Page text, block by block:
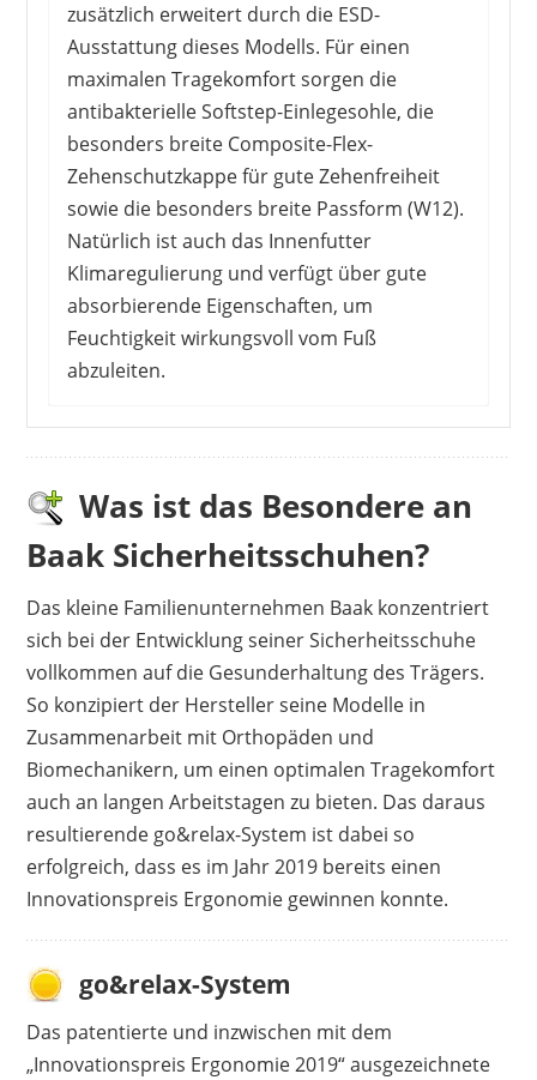
zusätzlich erweitert durch die ESD-
Ausstattung dieses Modells. Für einen
maximalen Tragekomfort sorgen die
antibakterielle Softstep-Einlegesohle, die
besonders breite Composite-Flex-
Zehenschutzkappe für gute Zehenfreiheit
sowie die besonders breite Passform (W12).
Natürlich ist auch das Innenfutter
Klimaregulierung und verfügt über gute
absorbierende Eigenschaften, um
Feuchtigkeit wirkungsvoll vom Fuß
abzuleiten.
Dieser Sicherheitsschuh überzeugt KäuferInnen
auf ganzer Linie. Die Verarbeitung ist gut, das
Design ansprechend und die Schuhe sind
bequem. Dabei ruft nicht nur die
Atmungsaktivität dieses Modells positive
in der sich breite Füße sehr wohl fühlen.
Negative Stimmen sind daher bisher keine
bekannt.
Vorteile
bequem
hervorragend verarbeitet
ideal für breite Füße
atmungsaktiv
Nachteile
keine bekannt
Was ist das Besondere an
Baak Sicherheitsschuhen?
Das kleine Familienunternehmen Baak konzentriert
sich bei der Entwicklung seiner Sicherheitsschuhe
vollkommen auf die Gesunderhaltung des Trägers.
So konzipiert der Hersteller seine Modelle in
Zusammenarbeit mit Orthopäden und
Biomechanikern, um einen optimalen Tragekomfort
auch an langen Arbeitstagen zu bieten. Das daraus
resultierende go&relax-System ist dabei so
erfolgreich, dass es im Jahr 2019 bereits einen
Innovationspreis Ergonomie gewinnen konnte.
go&relax-System
Das patentierte und inzwischen mit dem
„Innovationspreis Ergonomie 2019“ ausgezeichnete